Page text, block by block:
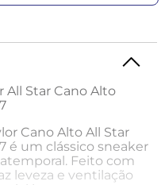
All Star Cano Alto
Cano Alto All Star
é um clássico sneaker
Feito com
leveza e ventilação